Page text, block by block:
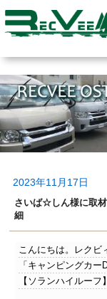
2023年11月17日
さいば☆しん様に取
細
こんにちは。レクビ
「キャンピングカ
【ソランハイルー